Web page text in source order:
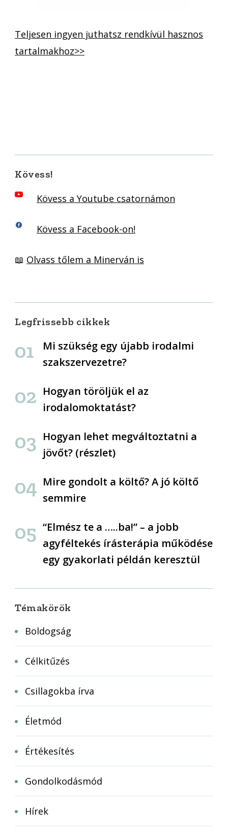
Teljesen ingyen juthatsz rendkívül hasznos
tartalmakhoz>>
Kövess!
Kövess a Youtube csatornámon
Kövess a Facebook-on!
📖 Olvass tőlem a Minerván is
Legfrissebb cikkek
Mi szükség egy újabb irodalmi
szakszervezetre?
Hogyan töröljük el az
irodalomoktatást?
Hogyan lehet megváltoztatni a
jövőt? (részlet)
Mire gondolt a költő? A jó költő
semmire
“Elmész te a …..ba!” – a jobb
agyféltekés írásterápia működése
egy gyakorlati példán keresztül
Témakörök
Boldogság
Célkitűzés
Csillagokba írva
Életmód
Értékesítés
Gondolkodásmód
Hírek